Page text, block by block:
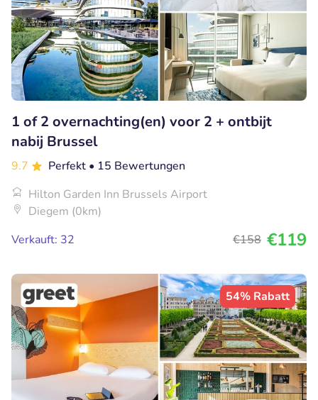
1 of 2 overnachting(en) voor 2 + ontbijt
nabij Brussel
9.7 Perfekt • 15 Bewertungen
Hilton Garden Inn Brussels Airport
Diegem (0km)
Verkauft: 32
€158 €119
54% Rabatt